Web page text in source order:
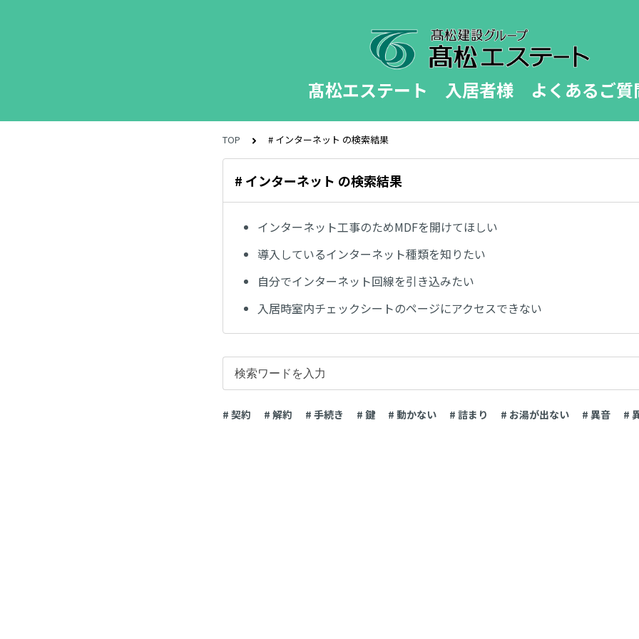
髙松エステート 入居者様 よくあるご質
TOP # インターネット の検索結果
# インターネット の検索結果
インターネット工事のためMDFを開けてほしい
導入しているインターネット種類を知りたい
自分でインターネット回線を引き込みたい
入居時室内チェックシートのページにアクセスできない
# 契約 # 解約 # 手続き # 鍵 # 動かない # 詰まり # お湯が出ない # 異音 #